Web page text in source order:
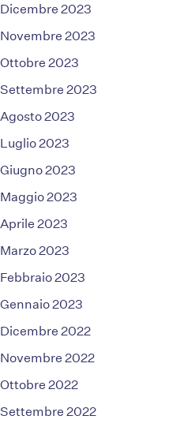
Dicembre 2023
Novembre 2023
Ottobre 2023
Settembre 2023
Agosto 2023
Luglio 2023
Giugno 2023
Maggio 2023
Aprile 2023
Marzo 2023
Febbraio 2023
Gennaio 2023
Dicembre 2022
Novembre 2022
Ottobre 2022
Settembre 2022